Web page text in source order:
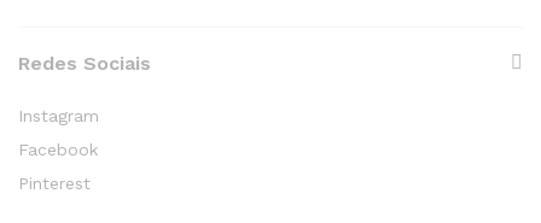
Redes Sociais
Instagram
Facebook
Pinterest